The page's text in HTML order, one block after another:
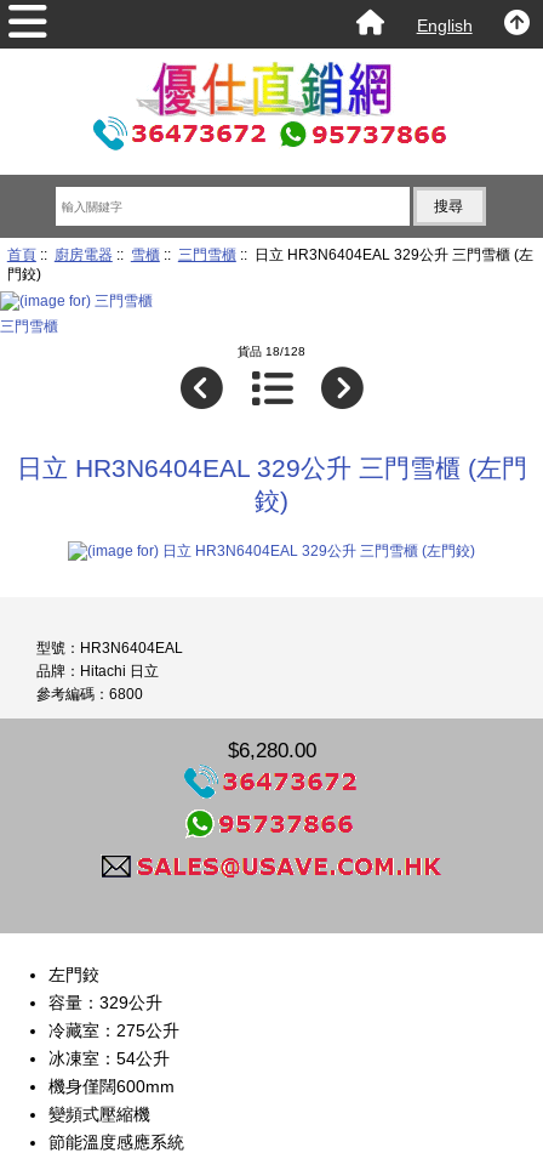
English
首頁:: 廚房電器:: 雪櫃:: 三門雪櫃:: 日立 HR3N6404EAL 329公升 三門雪櫃 (左
門鉸)
三門雪櫃
貨品 18/128
日立 HR3N6404EAL 329公升 三門雪櫃 (左門
鉸)
型號：HR3N6404EAL
品牌：Hitachi 日立
參考編碼：6800
$6,280.00
左門鉸
容量：329公升
冷藏室：275公升
冰凍室：54公升
機身僅闊600mm
變頻式壓縮機
節能溫度感應系統